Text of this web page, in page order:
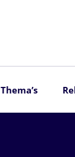
Thema’s